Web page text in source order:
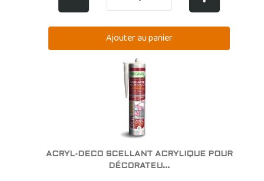
ACRYL-DECO SCELLANT ACRYLIQUE POUR
DÉCORATEU...